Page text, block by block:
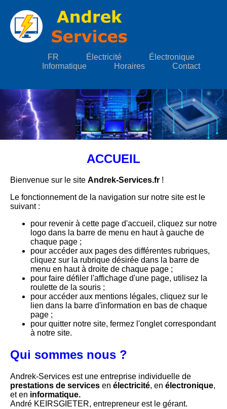
FR Électricité
Électronique
Informatique
Horaires Contact
ACCUEIL
Bienvenue sur le site Andrek-Services.fr !
Le fonctionnement de la navigation sur notre site est le
suivant :
pour revenir à cette page d'accueil, cliquez sur notre
logo dans la barre de menu en haut à gauche de
chaque page ;
pour accéder aux pages des différentes rubriques,
cliquez sur la rubrique désirée dans la barre de
menu en haut à droite de chaque page ;
pour faire défiler l'affichage d'une page, utilisez la
roulette de la souris ;
pour accéder aux mentions légales, cliquez sur le
lien dans la barre d'information en bas de chaque
page ;
pour quitter notre site, fermez l'onglet correspondant
à notre site.
Qui sommes nous ?
Andrek-Services est une entreprise individuelle de
prestations de services en électricité, en électronique,
et en informatique.
André KEIRSGIETER, entrepreneur est le gérant.